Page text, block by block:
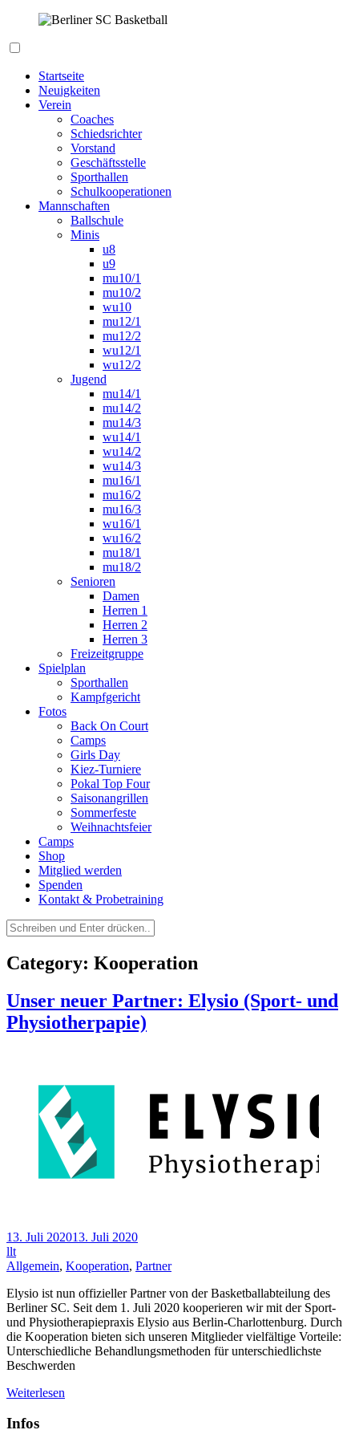
springen
Startseite
Neuigkeiten
Verein
Coaches
Schiedsrichter
Vorstand
Geschäftsstelle
Sporthallen
Schulkooperationen
Mannschaften
Ballschule
Minis
u8
u9
mu10/1
mu10/2
wu10
mu12/1
mu12/2
wu12/1
wu12/2
Jugend
mu14/1
mu14/2
mu14/3
wu14/1
wu14/2
wu14/3
mu16/1
mu16/2
mu16/3
wu16/1
wu16/2
mu18/1
mu18/2
Senioren
Damen
Herren 1
Herren 2
Herren 3
Freizeitgruppe
Spielplan
Sporthallen
Kampfgericht
Fotos
Back On Court
Camps
Girls Day
Kiez-Turniere
Pokal Top Four
Saisonangrillen
Sommerfeste
Weihnachtsfeier
Camps
Shop
Mitglied werden
Spenden
Kontakt & Probetraining
Suchen
nach:
Category: Kooperation
Unser neuer Partner: Elysio (Sport- und
Physiotherpapie)
13. Juli 202013. Juli 2020
llt
Allgemein, Kooperation, Partner
Elysio ist nun offizieller Partner von der Basketballabteilung des
Berliner SC. Seit dem 1. Juli 2020 kooperieren wir mit der Sport-
und Physiotherapiepraxis Elysio aus Berlin-Charlottenburg. Durch
die Kooperation bieten sich unseren Mitglieder vielfältige Vorteile:
Unterschiedliche Behandlungsmethoden für unterschiedlichste
Beschwerden
Weiterlesen
Infos